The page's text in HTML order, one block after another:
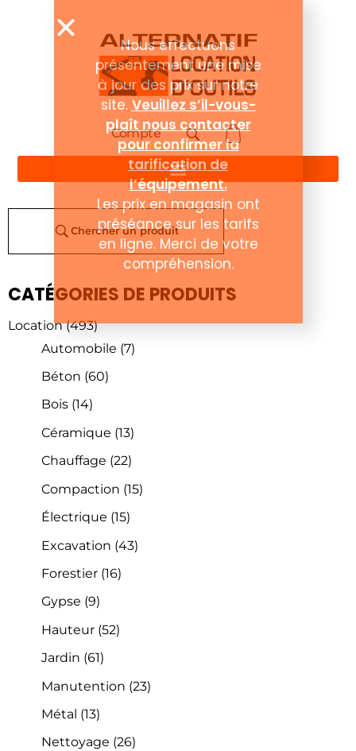
Compte
Chercher un produit
CATÉGORIES DE PRODUITS
Location (493)
Automobile (7)
Béton (60)
Bois (14)
Céramique (13)
Chauffage (22)
Compaction (15)
Électrique (15)
Excavation (43)
Forestier (16)
Gypse (9)
Hauteur (52)
Jardin (61)
Manutention (23)
Métal (13)
Nettoyage (26)